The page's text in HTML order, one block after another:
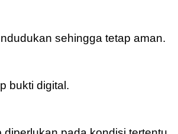
sehingga tetap aman.
bukti digital.